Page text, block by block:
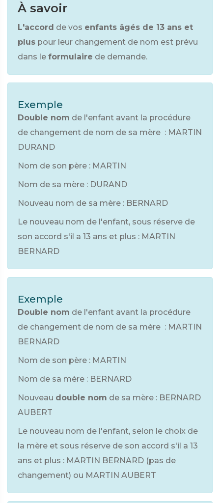
À savoir
L'accord de vos enfants âgés de 13 ans et
plus pour leur changement de nom est prévu
dans le formulaire de demande.
Exemple
Double nom de l'enfant avant la procédure
de changement de nom de sa mère : MARTIN
DURAND
Nom de son père : MARTIN
Nom de sa mère : DURAND
Nouveau nom de sa mère : BERNARD
Le nouveau nom de l'enfant, sous réserve de
son accord s'il a 13 ans et plus : MARTIN
BERNARD
Exemple
Double nom de l'enfant avant la procédure
de changement de nom de sa mère : MARTIN
BERNARD
Nom de son père : MARTIN
Nom de sa mère : BERNARD
Nouveau double nom de sa mère : BERNARD
AUBERT
Le nouveau nom de l'enfant, selon le choix de
la mère et sous réserve de son accord s'il a 13
ans et plus : MARTIN BERNARD (pas de
changement) ou MARTIN AUBERT